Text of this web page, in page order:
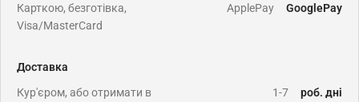
Карткою, безготівка,
Visa/MasterCard
ApplePay GooglePay
Доставка
Кур'єром, або отримати в
1-7 роб. дні